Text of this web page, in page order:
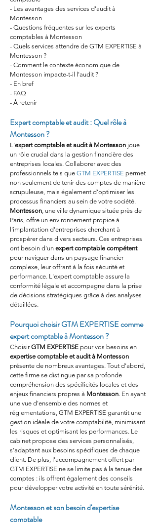
- Les avantages des services d'audit à
Montesson
- Questions fréquentes sur les experts
comptables à Montesson
- Quels services attendre de GTM EXPERTISE à
Montesson ?
- Comment le contexte économique de
Montesson impacte-t-il l'audit ?
- En bref
- FAQ
- À retenir
Expert comptable et audit : Quel rôle à
Montesson ?
L'expert comptable et audit à Montesson joue
un rôle crucial dans la gestion financière des
entreprises locales. Collaborer avec des
professionnels tels que GTM EXPERTISE permet
non seulement de tenir des comptes de manière
scrupuleuse, mais également d'optimiser les
processus financiers au sein de votre société.
Montesson, une ville dynamique située près de
Paris, offre un environnement propice à
l'implantation d'entreprises cherchant à
prospérer dans divers secteurs. Ces entreprises
ont besoin d'un expert comptable compétent
pour naviguer dans un paysage financier
complexe, leur offrant à la fois sécurité et
performance. L'expert comptable assure la
conformité légale et accompagne dans la prise
de décisions stratégiques grâce à des analyses
détaillées.
Pourquoi choisir GTM EXPERTISE comme
expert comptable à Montesson ?
Choisir GTM EXPERTISE pour vos besoins en
expertise comptable et audit à Montesson
présente de nombreux avantages. Tout d'abord,
cette firme se distingue par sa profonde
compréhension des spécificités locales et des
enjeux financiers propres à Montesson. En ayant
une vue d'ensemble des normes et
réglementations, GTM EXPERTISE garantit une
gestion idéale de votre comptabilité, minimisant
les risques et optimisant les performances. Le
cabinet propose des services personnalisés,
s'adaptant aux besoins spécifiques de chaque
client. De plus, l'accompagnement offert par
GTM EXPERTISE ne se limite pas à la tenue des
comptes : ils offrent également des conseils
pour développer votre activité en toute sérénité.
Montesson et son besoin d'expertise
comptable